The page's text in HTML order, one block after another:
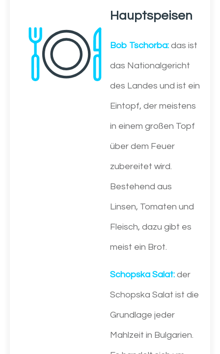
Hauptspeisen
Bob Tschorba: das ist
das Nationalgericht
des Landes und ist ein
Eintopf, der meistens
in einem großen Topf
über dem Feuer
zubereitet wird.
Bestehend aus
Linsen, Tomaten und
Fleisch, dazu gibt es
meist ein Brot.
Schopska Salat: der
Schopska Salat ist die
Grundlage jeder
Mahlzeit in Bulgarien.